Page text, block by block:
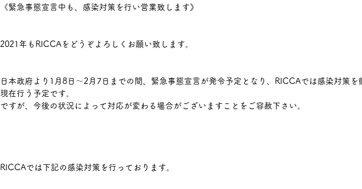
《緊急事態宣言中も、感染対策を行い営業致します》
2021年もRICCAをどうぞよろしくお願い致します。
日本政府より1月8日〜2月7日までの間、緊急事態宣言が発令予定となり、RICCAでは感染対策を
現在行う予定です。
ですが、今後の状況によって対応が変わる場合がございますことをご容赦下さい。
RICCAでは下記の感染対策を行っております。